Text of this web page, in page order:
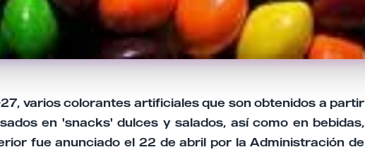
varios colorantes artificiales que son obtenidos a partir
en 'snacks' dulces y salados, así como en bebidas,
fue anunciado el 22 de abril por la Administración de